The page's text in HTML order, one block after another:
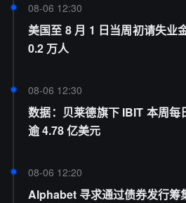
08-06 12:30
美国至 8 月 1 日当周初请失业
0.2 万人
08-06 12:30
数据：贝莱德旗下 IBIT 本周
逾 4.78 亿美元
08-06 12:20
Alphabet 寻求通过债券发行筹